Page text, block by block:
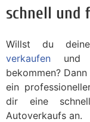
schnell und
Willst du
verkaufen und
bekommen?
ein
dir eine
Autoverkaufs an.